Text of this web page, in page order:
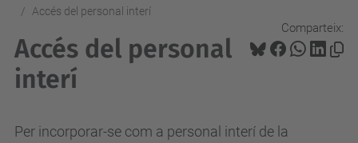
Accés del personal interí
Comparteix:
Accés del personal
interí
Per incorporar-se com a personal interí de la